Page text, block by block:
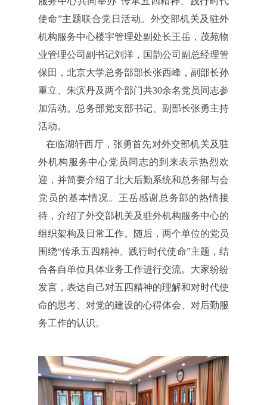
使命”主题联合党日活动。外交部机关及驻外
机构服务中心楼宇管理处副处长王岳，茂苑物
业管理公司副书记刘洋，国韵公司副总经理管
保田，北京大学总务部部长张西峰，副部长孙
重立、朱滨丹及两个部门共30余名党员同志参
加活动。总务部党支部书记、副部长张勇主持
活动。
在临湖轩西厅，张勇首先对外交部机关及驻
外机构服务中心党员同志的到来表示热烈欢
迎，并简要介绍了北大后勤系统和总务部与会
党员的基本情况。王岳感谢总务部的热情接
待，介绍了外交部机关及驻外机构服务中心的
组织架构及日常工作。随后，两个单位的党员
围绕“传承五四精神、践行时代使命”主题，结
合各自单位具体业务工作进行交流。大家纷纷
发言，表达自己对五四精神的理解和对时代使
命的思考、对党的建设的心得体会、对后勤服
务工作的认识。